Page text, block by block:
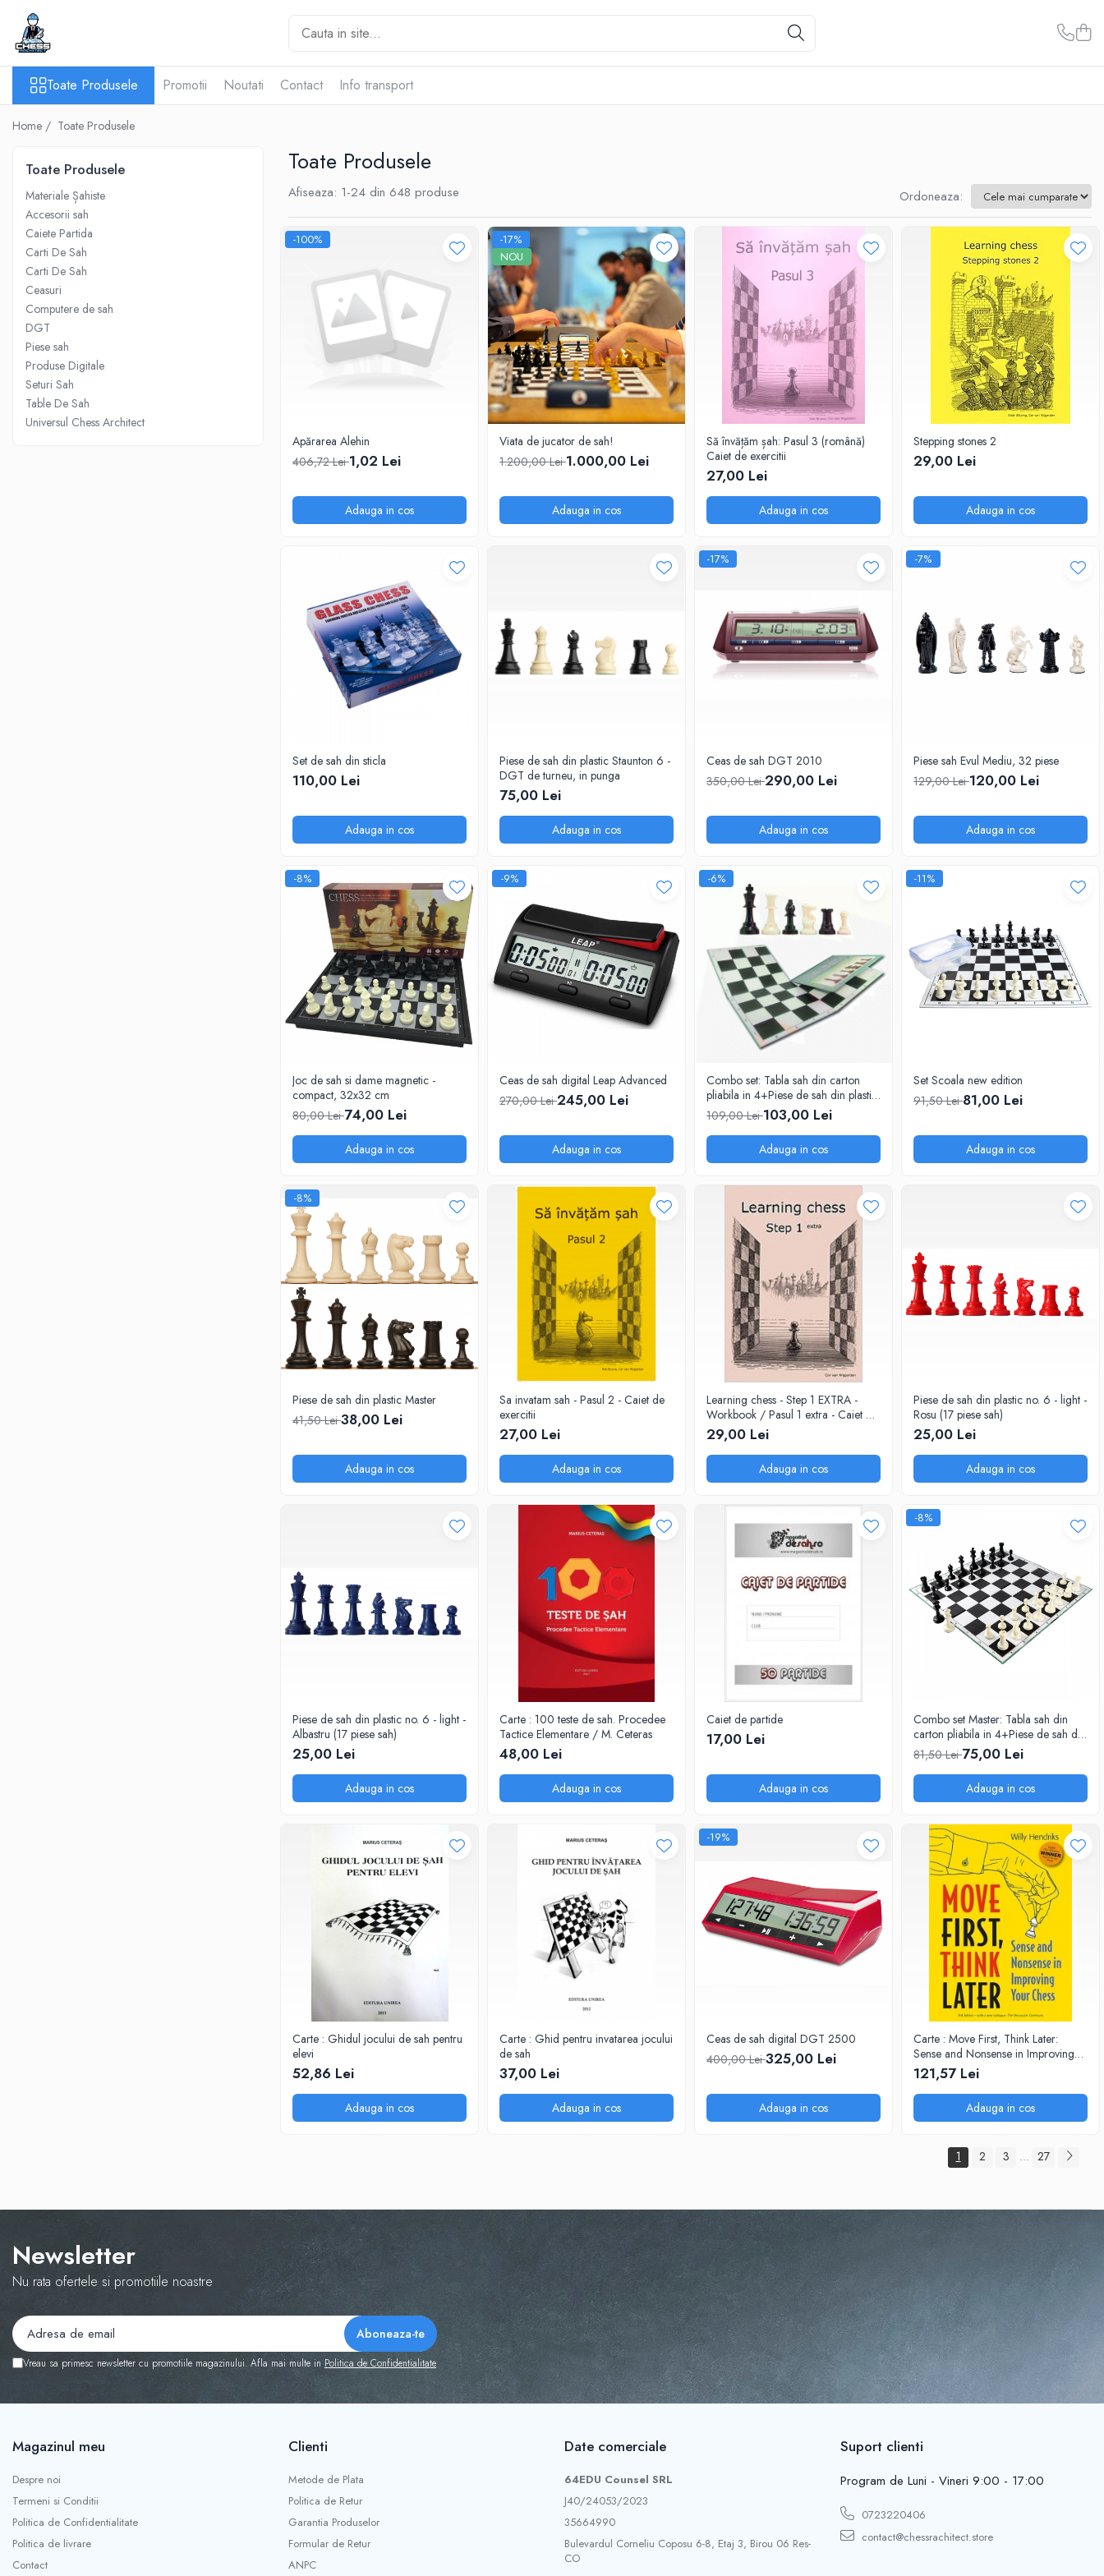
Toate Produsele
Materiale Șahiste
Accesorii tabla
Biografice
Biografice
Ceasuri Pentru Diverse Jocuri
Ceasuri
Tabla De Sah Din Lemn
Cluburi Si Scoli
Colectie De Partide
colectie de partide
Computere de sah
Deschideri
DGT
Toate Produsele Promotii Noutati Contact Info transport
Home / Toate Produsele
Toate Produsele
Toate Produsele
Materiale Șahiste
Accesorii sah
Caiete Partida
Carti De Sah
Carti De Sah
Ceasuri
Computere de sah
DGT
Piese sah
Produse Digitale
Seturi Sah
Table De Sah
Universul Chess Architect
Afiseaza: 1-24 din 648 produse Ordoneaza:
-100%
Apărarea Alehin
406,72 Lei1,02 Lei
Adauga in cos
-17%
NOU
Viata de jucator de sah!
1.200,00 Lei1.000,00 Lei
Adauga in cos
Să învățăm șah: Pasul 3 (română)
Caiet de exercitii
27,00 Lei
Adauga in cos
Stepping stones 2
29,00 Lei
Adauga in cos
Set de sah din sticla
110,00 Lei
Adauga in cos
Piese de sah din plastic Staunton 6 -
DGT de turneu, in punga
75,00 Lei
Adauga in cos
-17%
Ceas de sah DGT 2010
350,00 Lei290,00 Lei
Adauga in cos
-7%
Piese sah Evul Mediu, 32 piese
129,00 Lei120,00 Lei
Adauga in cos
-8%
Joc de sah si dame magnetic -
compact, 32x32 cm
80,00 Lei74,00 Lei
Adauga in cos
-9%
Ceas de sah digital Leap Advanced
270,00 Lei245,00 Lei
Adauga in cos
-6%
Combo set: Tabla sah din carton
pliabila in 4+Piese de sah din plastic
no. 6 - weighted
109,00 Lei103,00 Lei
Adauga in cos
-11%
Set Scoala new edition
91,50 Lei81,00 Lei
Adauga in cos
-8%
Piese de sah din plastic Master
41,50 Lei38,00 Lei
Adauga in cos
Sa invatam sah - Pasul 2 - Caiet de
exercitii
27,00 Lei
Adauga in cos
Learning chess - Step 1 EXTRA -
Workbook / Pasul 1 extra - Caiet de
exercitii
29,00 Lei
Adauga in cos
Piese de sah din plastic no. 6 - light -
Rosu (17 piese sah)
25,00 Lei
Adauga in cos
Piese de sah din plastic no. 6 - light -
Albastru (17 piese sah)
25,00 Lei
Adauga in cos
Carte : 100 teste de sah. Procedee
Tactice Elementare / M. Ceteras
48,00 Lei
Adauga in cos
Caiet de partide
17,00 Lei
Adauga in cos
-8%
Combo set Master: Tabla sah din
carton pliabila in 4+Piese de sah din
plastic no. 6 Master
81,50 Lei75,00 Lei
Adauga in cos
Carte : Ghidul jocului de sah pentru
elevi
52,86 Lei
Adauga in cos
Carte : Ghid pentru invatarea jocului
de sah
37,00 Lei
Adauga in cos
-19%
Ceas de sah digital DGT 2500
400,00 Lei325,00 Lei
Adauga in cos
Carte : Move First, Think Later:
Sense and Nonsense in Improving
Your Chess, Willy Hendriks
121,57 Lei
Adauga in cos
1 2 3 ... 27
Newsletter
Nu rata ofertele si promotiile noastre
Vreau sa primesc newsletter cu promotiile magazinului. Afla mai multe in Politica de Confidentialitate
Magazinul meu
Despre noi
Termeni si Conditii
Politica de Confidentialitate
Politica de livrare
Contact
Clienti
Metode de Plata
Politica de Retur
Garantia Produselor
Formular de Retur
ANPC
Date comerciale
64EDU Counsel SRL
J40/24053/2023
35664990
Bulevardul Corneliu Coposu 6-8, Etaj 3, Birou 06 Res-
CO
Suport clienti
Program de Luni - Vineri 9:00 - 17:00
0723220406
contact@chessrachitect.store